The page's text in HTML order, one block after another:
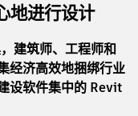
地进行设计
建筑师、工程师和
经济高效地捆绑行业
设软件集中的 Revit